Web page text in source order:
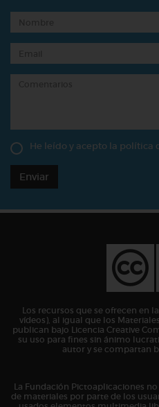
He leído y acepto la política
Enviar
Los recursos que se ofrecen en
vídeos), al igual que los
publican bajo Licencia Creative
su uso para fines sin ánimo
autor y se compartan
La Fundación Pictoaplicaciones
de materiales por parte de los